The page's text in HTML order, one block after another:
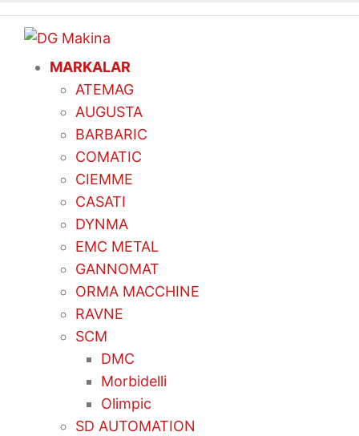
MARKALAR
ATEMAG
AUGUSTA
BARBARIC
COMATIC
CIEMME
CASATI
DYNMA
EMC METAL
GANNOMAT
ORMA MACCHINE
RAVNE
SCM
DMC
Morbidelli
Olimpic
SD AUTOMATION